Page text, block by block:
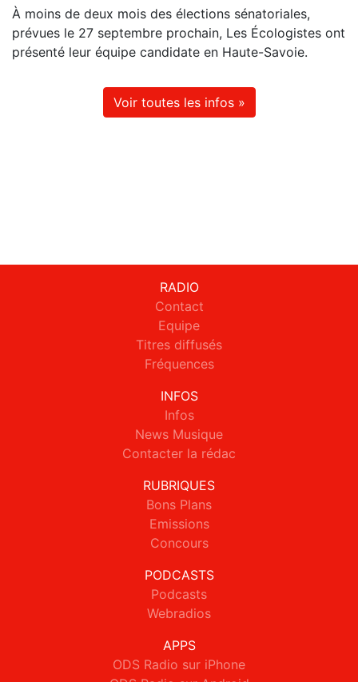
À moins de deux mois des élections sénatoriales,
prévues le 27 septembre prochain, Les Écologistes ont
présenté leur équipe candidate en Haute-Savoie.
Voir toutes les infos »
RADIO
Contact
Equipe
Titres diffusés
Fréquences
INFOS
Infos
News Musique
Contacter la rédac
RUBRIQUES
Bons Plans
Emissions
Concours
PODCASTS
Podcasts
Webradios
APPS
ODS Radio sur iPhone